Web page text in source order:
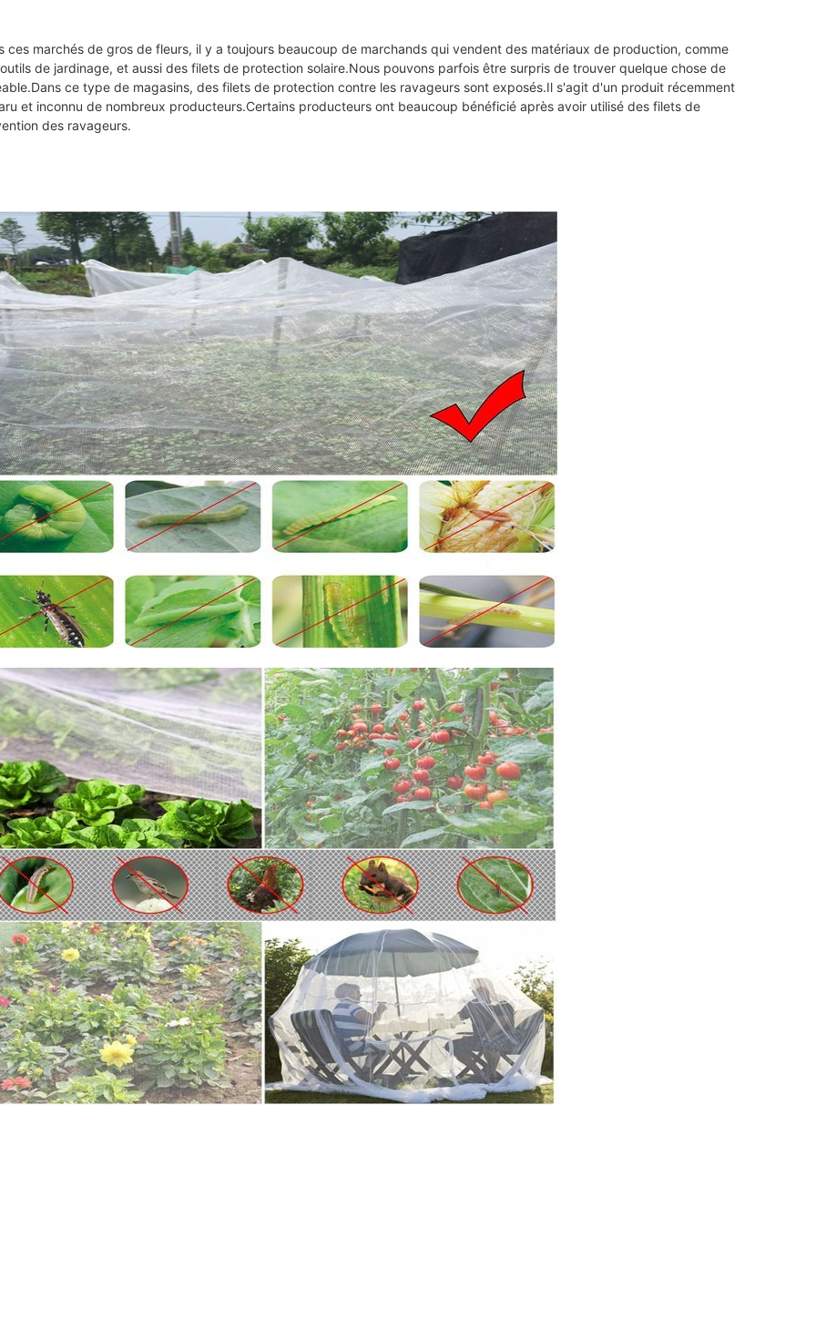
ces marchés de gros de fleurs, il y a toujours beaucoup de marchands qui vendent des matériaux de production, comme
de jardinage, et aussi des filets de protection solaire.Nous pouvons parfois être surpris de trouver quelque chose de
ce type de magasins, des filets de protection contre les ravageurs sont exposés.Il s'agit d'un produit récemment
et inconnu de nombreux producteurs.Certains producteurs ont beaucoup bénéficié après avoir utilisé des filets de
des ravageurs.